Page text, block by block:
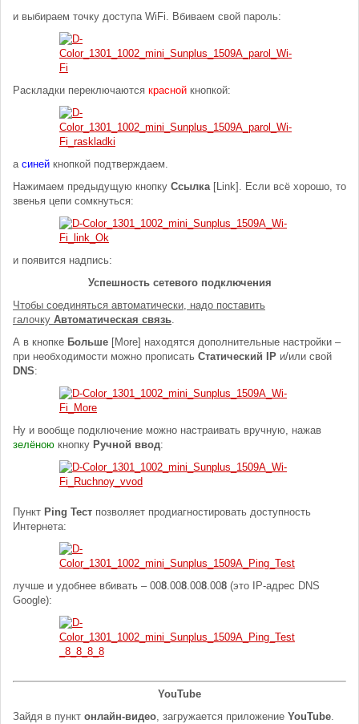
и выбираем точку доступа WiFi. Вбиваем свой пароль:
Раскладки переключаются красной кнопкой:
а синей кнопкой подтверждаем.
Нажимаем предыдущую кнопку Ссылка[Link]. Если всё хорошо, то
звенья цепи сомкнуться:
и появится надпись:
Успешность сетевого подключения
Чтобы соединяться автоматически, надо поставить
галочку Автоматическая связь.
А в кнопке Больше [More] находятся дополнительные настройки –
при необходимости можно прописать Статический IP и/или свой
DNS:
Ну и вообще подключение можно настраивать вручную, нажав
зелёною кнопку Ручной ввод:
Пункт Ping Тест позволяет продиагностировать доступность
Интернета:
лучше и удобнее вбивать – 008.008.008.008 (это IP-адрес DNS
Google):
YouTube
Зайдя в пункт онлайн-видео, загружается приложение YouTube.